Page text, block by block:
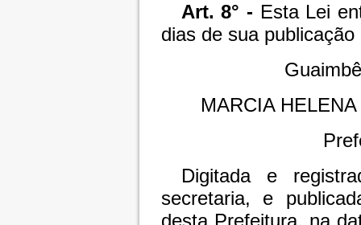
Art. 8° - Esta Lei
dias de sua publicação
MARCIA
Digitada e
secretaria, e